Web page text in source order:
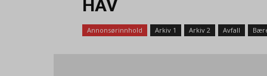
HAV
Annonsørinnhold Arkiv 1 Arkiv 2 Avfall